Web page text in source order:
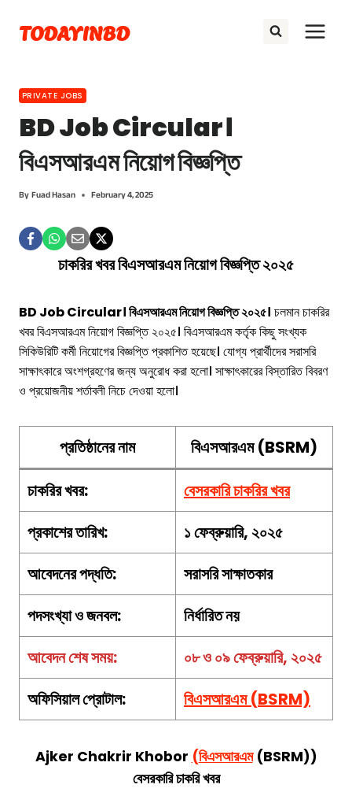
content
TODAYINBD
PRIVATE JOBS
BD Job Circular।
বিএসআরএম নিয়োগ বিজ্ঞপ্তি
ByFuad Hasan February 4, 2025
চাকরির খবর বিএসআরএম নিয়োগ বিজ্ঞপ্তি ২০২৫
BD Job Circular। বিএসআরএম নিয়োগ বিজ্ঞপ্তি ২০২৫। চলমান চাকরির
খবর বিএসআরএম নিয়োগ বিজ্ঞপ্তি ২০২৫। বিএসআরএম কর্তৃক কিছু সংখ্যক
সিকিউরিটি কর্মী নিয়োগের বিজ্ঞপ্তি প্রকাশিত হয়েছে। যোগ্য প্রার্থীদের সরাসরি
সাক্ষাৎকারে অংশগ্রহণের জন্য অনুরোধ করা হলো। সাক্ষাৎকারের বিস্তারিত বিবরণ
ও প্রয়োজনীয় শর্তাবলী নিচে দেওয়া হলো।
প্রতিষ্ঠানের নাম
বিএসআরএম (BSRM)
চাকরির খবর:
বেসরকারি চাকরির খবর
প্রকাশের তারিখ:
১ ফেব্রুয়ারি, ২০২৫
আবেদনের পদ্ধতি:
সরাসরি সাক্ষাতকার
পদসংখ্যা ও জনবল:
নির্ধারিত নয়
আবেদন শেষ সময়:
০৮ ও ০৯ ফেব্রুয়ারি, ২০২৫
অফিসিয়াল প্রোটাল:
বিএসআরএম (BSRM)
Ajker Chakrir Khobor (বিএসআরএম(BSRM))
বেসরকারি চাকরি খবর